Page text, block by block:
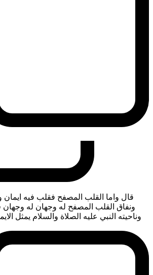
قال واما القلب المصفح فقلب فيه ايمان
ونفاق القلب المصفح له وجهان له
وناحيته النبي عليه الصلاة والسلام يمثل